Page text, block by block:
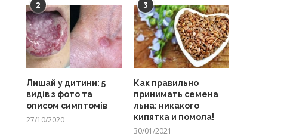
2
Лишай у дитини: 5
видів з фото та
описом симптомів
27/10/2020
3
Как правильно
принимать семена
льна: никакого
кипятка и помола!
30/01/2021